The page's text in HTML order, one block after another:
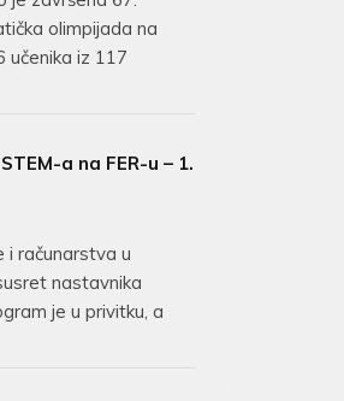
olimpijada na
učenika iz 117
a na FER-u – 1.
i računarstva u
nastavnika
je u privitku, a